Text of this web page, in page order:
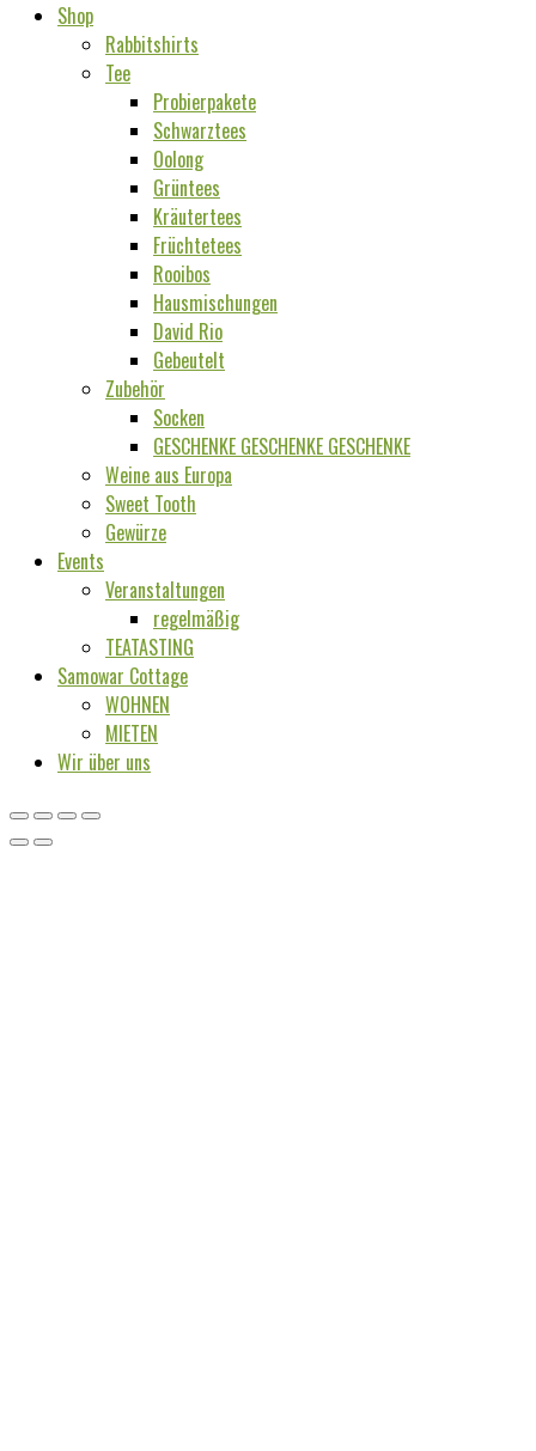
Shop
Rabbitshirts
Tee
Probierpakete
Schwarztees
Oolong
Grüntees
Kräutertees
Früchtetees
Rooibos
Hausmischungen
David Rio
Gebeutelt
Zubehör
Socken
GESCHENKE GESCHENKE GESCHENKE
Weine aus Europa
Sweet Tooth
Gewürze
Events
Veranstaltungen
regelmäßig
TEATASTING
Samowar Cottage
WOHNEN
MIETEN
Wir über uns